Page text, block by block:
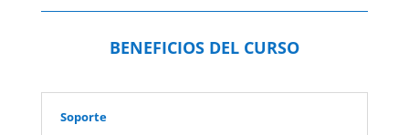
BENEFICIOS DEL CURSO
Soporte